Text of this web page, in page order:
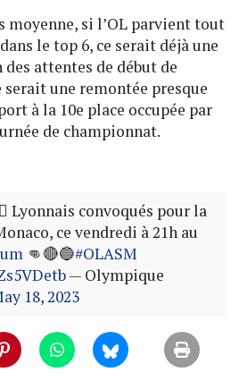
moyenne, si l’OL parvient tout
le top 6, ce serait déjà une
attentes de début de
serait une remontée presque
à la 10e place occupée par
de championnat.
Lyonnais convoqués pour la
ce vendredi à 21h au
👊🔴🔵#OLASM
— Olympique
18, 2023